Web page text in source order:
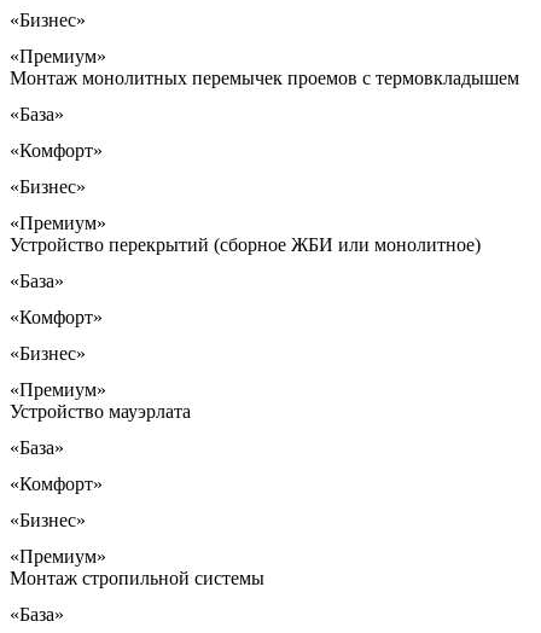
«Бизнес»
«Премиум»
Монтаж монолитных перемычек проемов с термовкладышем
«База»
«Комфорт»
«Бизнес»
«Премиум»
Устройство перекрытий (сборное ЖБИ или монолитное)
«База»
«Комфорт»
«Бизнес»
«Премиум»
Устройство мауэрлата
«База»
«Комфорт»
«Бизнес»
«Премиум»
Монтаж стропильной системы
«База»